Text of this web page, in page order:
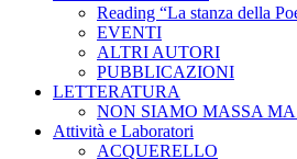
Reading “La stanza della
EVENTI
ALTRI AUTORI
PUBBLICAZIONI
LETTERATURA
NON SIAMO MASSA
Attività e Laboratori
ACQUERELLO